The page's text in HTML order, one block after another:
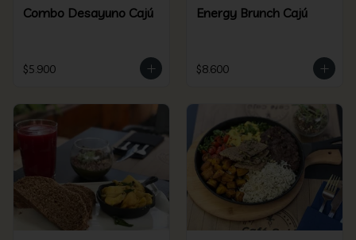
Combo Desayuno Cajú
$5.900
Energy Brunch Cajú
$8.600